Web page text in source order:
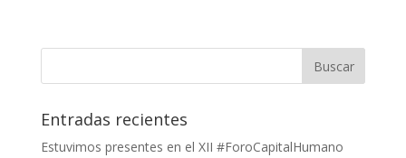
Entradas recientes
Estuvimos presentes en el XII #ForoCapitalHumano